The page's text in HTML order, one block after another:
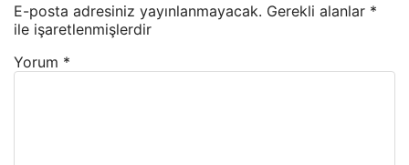
E-posta adresiniz yayınlanmayacak. Gerekli alanlar *
ile işaretlenmişlerdir
Yorum *